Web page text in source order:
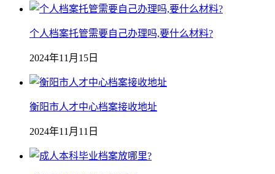
个人档案托管需要自己办理吗,要什么材料?
2024年11月15日
衡阳市人才中心档案接收地址
2024年11月11日